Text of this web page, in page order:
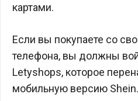
картами.
Если вы покупаете со
телефона, вы должны
Letyshops, которое
мобильную версию